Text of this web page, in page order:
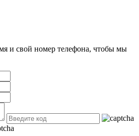
и свой номер телефона, чтобы мы